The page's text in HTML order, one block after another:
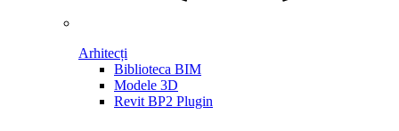
Arhitecți
Biblioteca BIM
Modele 3D
Revit BP2 Plugin